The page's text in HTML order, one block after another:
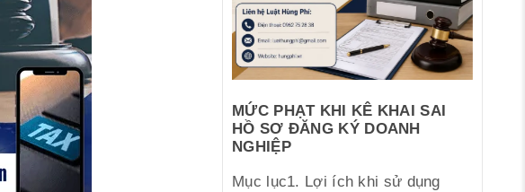
MỨC PHẠT KHI KÊ KHAI SAI
HỒ SƠ ĐĂNG KÝ DOANH
NGHIỆP
Mục lục1. Lợi ích khi sử dụng